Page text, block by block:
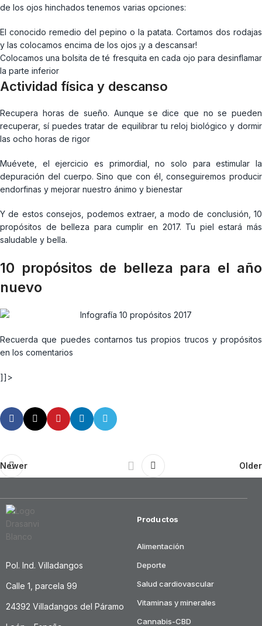
de los ojos hinchados tenemos varias opciones:
El conocido remedio del pepino o la patata. Cortamos dos rodajas
y las colocamos encima de los ojos ¡y a descansar!
Colocamos una bolsita de té fresquita en cada ojo para desinflamar
la parte inferior
Actividad física y descanso
Recupera horas de sueño. Aunque se dice que no se pueden
recuperar, sí puedes tratar de equilibrar tu reloj biológico y dormir
las ocho horas de rigor
Muévete, el ejercicio es primordial, no solo para estimular la
depuración del cuerpo. Sino que con él, conseguiremos producir
endorfinas y mejorar nuestro ánimo y bienestar
Y de estos consejos, podemos extraer, a modo de conclusión, 10
propósitos de belleza para cumplir en 2017. Tu piel estará más
saludable y bella.
10 propósitos de belleza para el año
nuevo
Recuerda que puedes contarnos tus propios trucos y propósitos
en los comentarios
]]>
Newer Older
Pol. Ind. Villadangos
Calle 1, parcela 99
24392 Villadangos del Páramo
Productos
Alimentación
Deporte
Salud cardiovascular
Vitaminas y minerales
Cannabis-CBD